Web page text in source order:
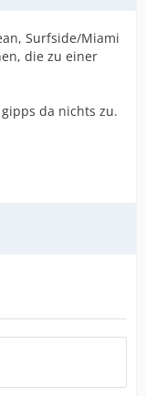
Surfside/Miami
die zu einer
da nichts zu.